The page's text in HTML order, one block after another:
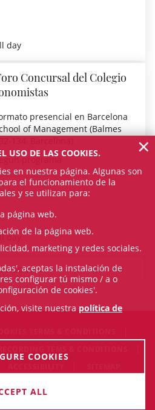
day
Concursal del Colegio
presencial en Barcelona
of Management (Balmes
programa
day
AGENDA
2026 Il·lustre Col·legi de l'Advocacia
USO DE LAS COOKIES.
en nuestra página. Algunas son
el funcionamiento de la
y se utilizan para:
página web.
de la página web.
marketing y redes sociales.
aceptas la instalación de
configurar tú mismo / a o
de cookies'.
visite nuestra política de
COOKIES
ALL
×